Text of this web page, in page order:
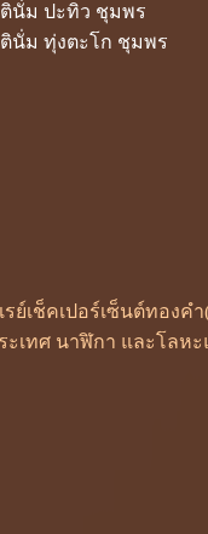
นั่ม ปะทิว ชุมพร
นั่ม ทุ่งตะโก ชุมพร
รย์เช็คเปอร์เซ็นต์ทอง
ะเทศ นาฬิกา และโลห